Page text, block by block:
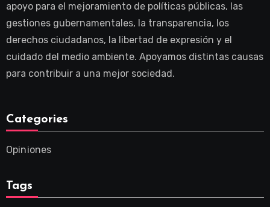
apoyo para el mejoramiento de políticas públicas, las
gestiones gubernamentales, la transparencia, los
derechos ciudadanos, la libertad de expresión y el
cuidado del medio ambiente. Apoyamos distintas causas
para contribuir a una mejor sociedad.
Categories
Opiniones
Tags